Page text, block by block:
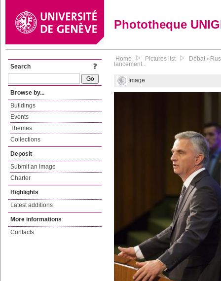
Phototheque
Search
Browse by...
Buildings
Events
Themes
Collections
Deposit
Submit an image
Charter
Highlights
Latest additions
More informations
Contacts
Home Pictures list Débat
lancement...
Image